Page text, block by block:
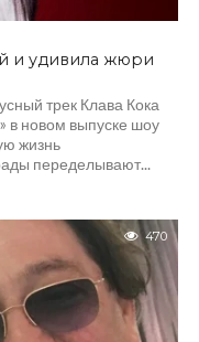
и удивила жюри
трек Клава Кока
в новом выпуске шоу
жизнь
переделывают...
470